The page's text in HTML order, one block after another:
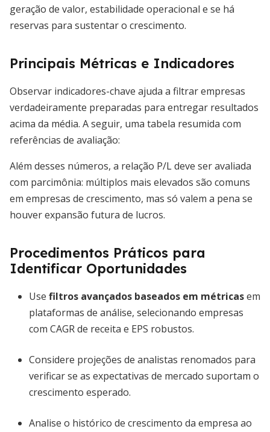
geração de valor, estabilidade operacional e se há
reservas para sustentar o crescimento.
Principais Métricas e Indicadores
Observar indicadores-chave ajuda a filtrar empresas
verdadeiramente preparadas para entregar resultados
acima da média. A seguir, uma tabela resumida com
referências de avaliação:
Além desses números, a relação P/L deve ser avaliada
com parcimônia: múltiplos mais elevados são comuns
em empresas de crescimento, mas só valem a pena se
houver expansão futura de lucros.
Procedimentos Práticos para
Identificar Oportunidades
Use filtros avançados baseados em métricasem
plataformas de análise, selecionando empresas
com CAGR de receita e EPS robustos.
Considere projeções de analistas renomados para
verificar se as expectativas de mercado suportam o
crescimento esperado.
Analise o histórico de crescimento da empresa ao